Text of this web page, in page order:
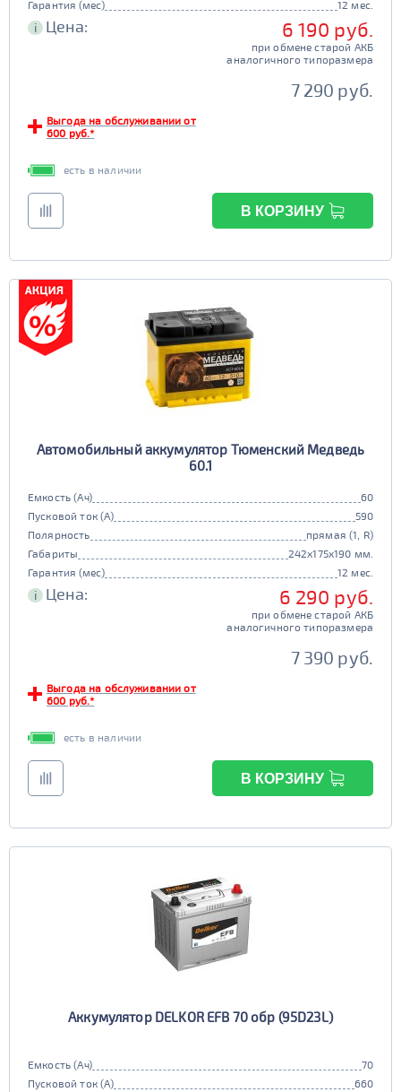
Гарантия (мес) 12 мес.
i Цена: 6 190 руб.
при обмене старой АКБ
аналогичного типоразмера
7 290 руб.
Выгода на обслуживании от
600 руб.*
есть в наличии
В КОРЗИНУ
Автомобильный аккумулятор Тюменский Медведь
60.1
Емкость (Ач)
60
Пусковой ток (А)
590
Полярность
прямая (1, R)
Габариты
242x175x190 мм.
Гарантия (мес)
12 мес.
i Цена: 6 290 руб.
при обмене старой АКБ
аналогичного типоразмера
7 390 руб.
Выгода на обслуживании от
600 руб.*
есть в наличии
В КОРЗИНУ
Аккумулятор DELKOR EFB 70 обр (95D23L)
Емкость (Ач)
70
Пусковой ток (А)
660